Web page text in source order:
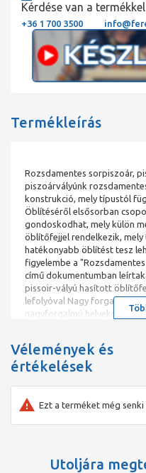
Kérdése van a
+36 1 700 3500
Termékleírás
Rozsdamentes sorpiszoár,
piszoárvályúnk
konstrukció, mely típustól
Öblítéséről elsősorban
gondoskodhat, mely külön
öblítőfejjel rendelkezik,
hatékonyabb öblítést tesz
figyelembe a
című dokumentumban
pissoir-vályú hasított
lefolyóval Nagy forgalmú
nagyforgalmú helyekre
Jobb-, vagy baloldali
mm Bemeneti
Vélemények és
értékelések
Ezt a terméket még senki
Utoljára